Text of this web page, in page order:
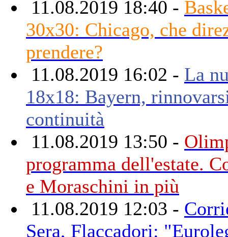
11.08.2019 18:40 -
30x30: Chicago, che
prendere?
11.08.2019 16:02 - La
18x18: Bayern,
continuità
11.08.2019 13:50 -
programma dell'estate.
e Moraschini in più
11.08.2019 12:03 -
Sera, Flaccadori: